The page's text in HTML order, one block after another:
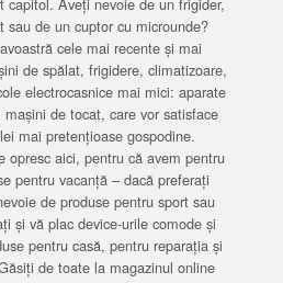
sau de un cuptor cu microunde?
cele mai recente și mai
de spălat, frigidere, climatizoare,
electrocasnice mai mici: aparate
de tocat, care vor satisface
mai pretențioase gospodine.
opresc aici, pentru că avem pentru
pentru vacanță – dacă preferați
de produse pentru sport sau
și vă plac device-urile comode și
pentru casă, pentru reparația și
de toate la magazinul online